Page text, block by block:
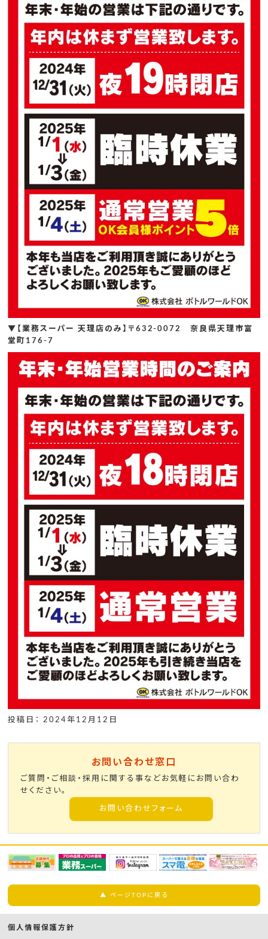
▼【業務スーパー 天理店のみ】〒632-0072 奈良県天理市富
堂町176-7
投稿日： 2024年12月12日
お問い合わせ窓口
ご質問・ご相談・採用に関する事などお気軽にお問い合わ
せください。
お問い合わせフォーム
▲ ページTOPに戻る
個人情報保護方針